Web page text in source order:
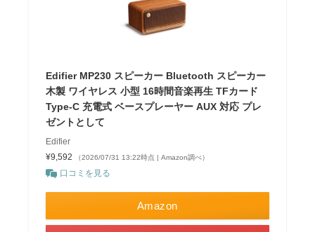
Edifier MP230 スピーカー Bluetooth スピーカー
木製 ワイヤレス 小型 16時間音楽再生 TFカード
Type-C 充電式 ベースプレーヤー AUX 対応 プレ
ゼントとして
Edifier
¥9,592
（2026/07/31 13:22時点 | Amazon調べ）
口コミを見る
Amazon